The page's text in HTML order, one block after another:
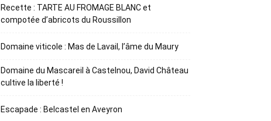
Recette : TARTE AU FROMAGE BLANC et
compotée d’abricots du Roussillon
Domaine viticole : Mas de Lavail, l’âme du Maury
Domaine du Mascareil à Castelnou, David Château
cultive la liberté !
Escapade : Belcastel en Aveyron